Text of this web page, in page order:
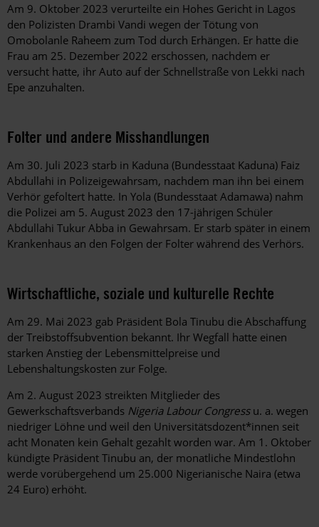
Am 9. Oktober 2023 verurteilte ein Hohes Gericht in Lagos
den Polizisten Drambi Vandi wegen der Tötung von
Omobolanle Raheem zum Tod durch Erhängen. Er hatte die
Frau am 25. Dezember 2022 erschossen, nachdem er
versucht hatte, ihr Auto auf der Schnellstraße von Lekki nach
Epe anzuhalten.
Folter und andere Misshandlungen
Am 30. Juli 2023 starb in Kaduna (Bundesstaat Kaduna) Faiz
Abdullahi in Polizeigewahrsam, nachdem man ihn bei einem
Verhör gefoltert hatte. In Yola (Bundesstaat Adamawa) nahm
die Polizei am 5. August 2023 den 17-jährigen Schüler
Abdullahi Tukur Abba in Gewahrsam. Er starb später in einem
Krankenhaus an den Folgen der Folter während des Verhörs.
Wirtschaftliche, soziale und kulturelle Rechte
Am 29. Mai 2023 gab Präsident Bola Tinubu die Abschaffung
der Treibstoffsubvention bekannt. Ihr Wegfall hatte einen
starken Anstieg der Lebensmittelpreise und
Lebenshaltungskosten zur Folge.
Am 2. August 2023 streikten Mitglieder des
Gewerkschaftsverbands Nigeria Labour Congressu. a. wegen
niedriger Löhne und weil den Universitätsdozent*innen seit
acht Monaten kein Gehalt gezahlt worden war. Am 1. Oktober
kündigte Präsident Tinubu an, der monatliche Mindestlohn
werde vorübergehend um 25.000 Nigerianische Naira (etwa
24 Euro) erhöht.